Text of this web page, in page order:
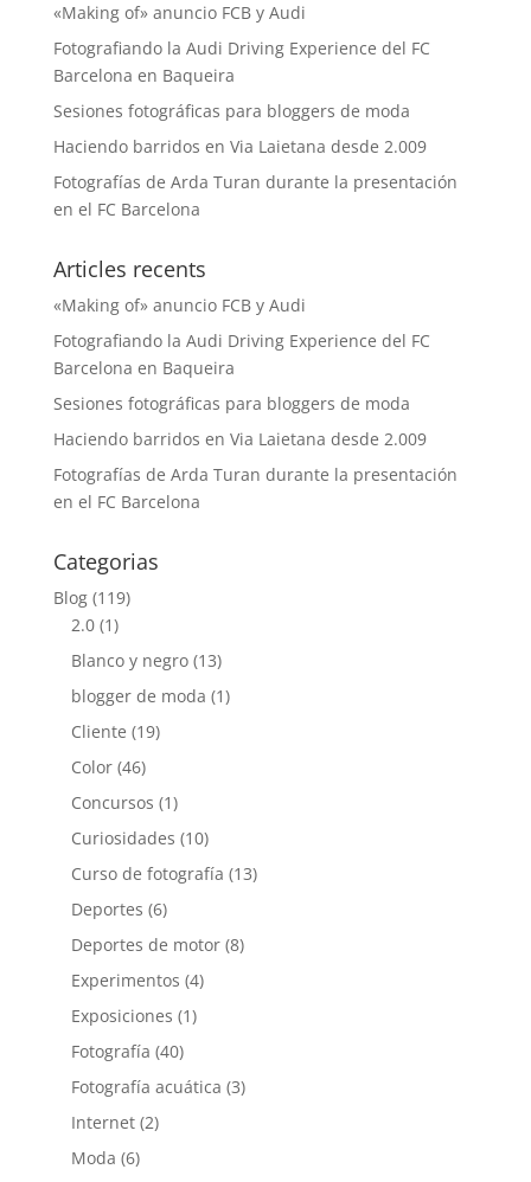
«Making of» anuncio FCB y Audi
Fotografiando la Audi Driving Experience del FC
Barcelona en Baqueira
Sesiones fotográficas para bloggers de moda
Haciendo barridos en Via Laietana desde 2.009
Fotografías de Arda Turan durante la presentación
en el FC Barcelona
Articles recents
«Making of» anuncio FCB y Audi
Fotografiando la Audi Driving Experience del FC
Barcelona en Baqueira
Sesiones fotográficas para bloggers de moda
Haciendo barridos en Via Laietana desde 2.009
Fotografías de Arda Turan durante la presentación
en el FC Barcelona
Categorias
Blog(119)
2.0(1)
Blanco y negro(13)
blogger de moda (1)
Cliente (19)
Color(46)
Concursos (1)
Curiosidades (10)
Curso de fotografía (13)
Deportes (6)
Deportes de motor(8)
Experimentos (4)
Exposiciones (1)
Fotografía (40)
Fotografía acuática (3)
Internet(2)
Moda (6)